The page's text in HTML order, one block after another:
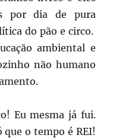
por dia de pura
do pão e circo.
ambiental e
não humano
Eu mesma já fui.
o tempo é REI!